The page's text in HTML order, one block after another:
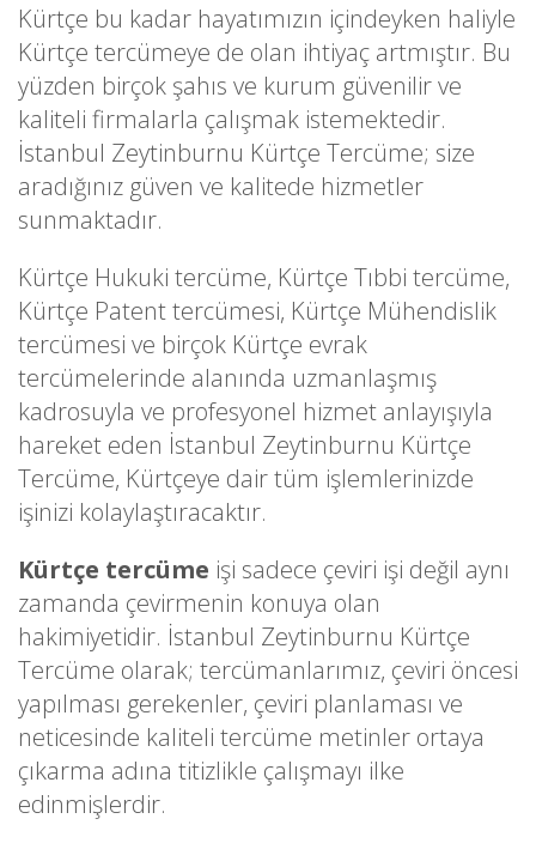
Kürtçe bu kadar hayatımızın içindeyken haliyle
Kürtçe tercümeye de olan ihtiyaç artmıştır. Bu
yüzden birçok şahıs ve kurum güvenilir ve
kaliteli firmalarla çalışmak istemektedir.
İstanbul Zeytinburnu Kürtçe Tercüme; size
aradığınız güven ve kalitede hizmetler
sunmaktadır.
Kürtçe Hukuki tercüme, Kürtçe Tıbbi tercüme,
Kürtçe Patent tercümesi, Kürtçe Mühendislik
tercümesi ve birçok Kürtçe evrak
tercümelerinde alanında uzmanlaşmış
kadrosuyla ve profesyonel hizmet anlayışıyla
hareket eden İstanbul Zeytinburnu Kürtçe
Tercüme, Kürtçeye dair tüm işlemlerinizde
işinizi kolaylaştıracaktır.
Kürtçe tercüme işi sadece çeviri işi değil aynı
zamanda çevirmenin konuya olan
hakimiyetidir. İstanbul Zeytinburnu Kürtçe
Tercüme olarak; tercümanlarımız, çeviri öncesi
yapılması gerekenler, çeviri planlaması ve
neticesinde kaliteli tercüme metinler ortaya
çıkarma adına titizlikle çalışmayı ilke
edinmişlerdir.